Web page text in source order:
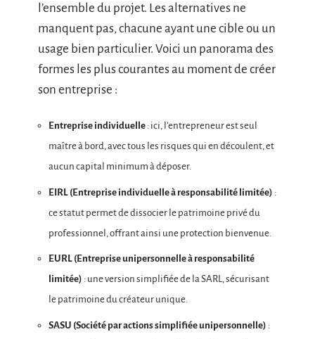
l’ensemble du projet. Les alternatives ne
manquent pas, chacune ayant une cible ou un
usage bien particulier. Voici un panorama des
formes les plus courantes au moment de créer
son entreprise :
Entreprise individuelle : ici, l’entrepreneur est seul
maître à bord, avec tous les risques qui en découlent, et
aucun capital minimum à déposer.
EIRL (Entreprise individuelle à responsabilité limitée) :
ce statut permet de dissocier le patrimoine privé du
professionnel, offrant ainsi une protection bienvenue.
EURL (Entreprise unipersonnelle à responsabilité
limitée) : une version simplifiée de la SARL, sécurisant
le patrimoine du créateur unique.
SASU (Société par actions simplifiée unipersonnelle) :